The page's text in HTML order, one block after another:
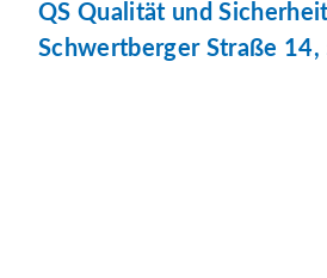
QS Qualität und
Schwertberger Straße